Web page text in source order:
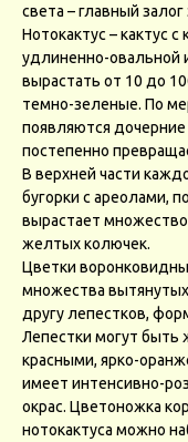
света – главный
Нотокактус – кактус
удлиненно-овальной
вырастать от 10 до
темно-зеленые. По
появляются дочерние
постепенно
В верхней части
бугорки с ареолами,
вырастает
желтых колючек.
Цветки
множества
другу лепестков,
Лепестки могут
красными, ярко-
имеет интенсивно-
окрас. Цветоножка
нотокактуса можно